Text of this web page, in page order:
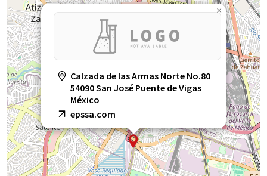
Calzada de las Armas Norte No.80
54090 San José Puente de Vigas
México
epssa.com
×